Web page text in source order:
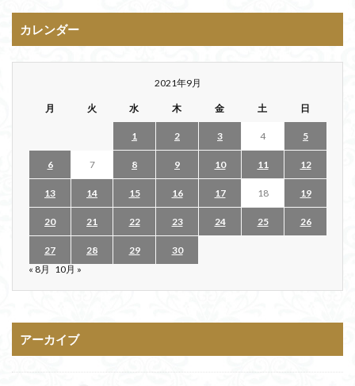
カレンダー
2021年9月
月 火 水 木 金 土 日
1 2 3 4 5
6 7 8 9 10 11 12
13 14 15 16 17 18 19
20 21 22 23 24 25 26
27 28 29
30
« 8月 10月 »
アーカイブ